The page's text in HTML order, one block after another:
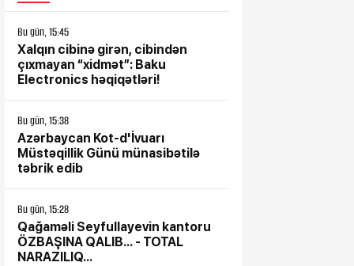
əldə
etmək istəyir
Bu gün, 15:45
Xalqın cibinə girən, cibindən
çıxmayan “xidmət”: Baku
Electronics həqiqətləri!
Bu gün, 15:38
Azərbaycan Kot-d'İvuarı
Müstəqillik Günü münasibətilə
təbrik edib
Bu gün, 15:28
Qağaməli Seyfullayevin kantoru
ÖZBAŞINA QALIB... - TOTAL
NARAZILIQ...